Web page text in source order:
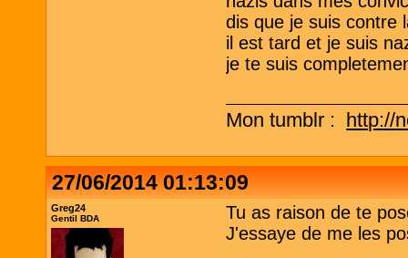
dis que je suis contre
il est tard et je suis
je te suis
Mon tumblr : http://
27/06/2014 01:13:09
Greg24
Gentil BDA
Tu as raison de te
J'essaye de me les